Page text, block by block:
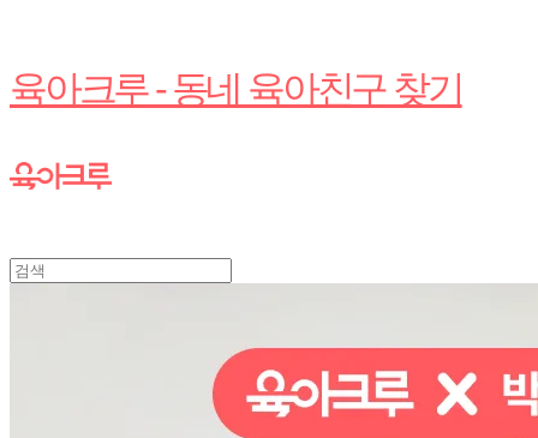
육아크루 - 동네 육아친구 찾기